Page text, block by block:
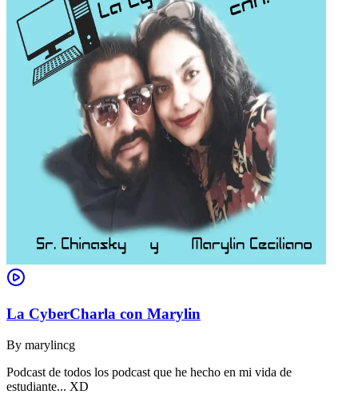
La CyberCharla con Marylin
By marylincg
Podcast de todos los podcast que he hecho en mi vida de
estudiante... XD